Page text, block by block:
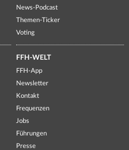
News-Podcast
Themen-Ticker
Voting
FFH-WELT
FFH-App
Newsletter
Kontakt
Frequenzen
Jobs
Führungen
Presse